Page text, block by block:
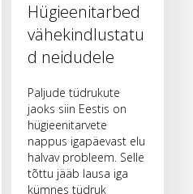
Hügieenitarbed
vähekindlustatu
d neidudele
Paljude tüdrukute
jaoks siin Eestis on
hügieenitarvete
nappus igapäevast elu
halvav probleem. Selle
tõttu jääb lausa iga
kümnes tüdruk